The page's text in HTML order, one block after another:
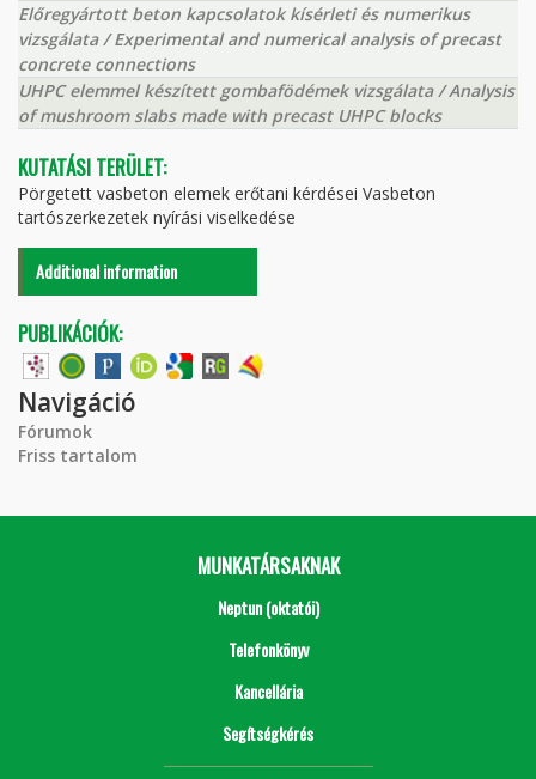
Előregyártott beton kapcsolatok kísérleti és numerikus
vizsgálata / Experimental and numerical analysis of precast
concrete connections
UHPC elemmel készített gombafödémek vizsgálata / Analysis
of mushroom slabs made with precast UHPC blocks
KUTATÁSI TERÜLET:
Pörgetett vasbeton elemek erőtani kérdései Vasbeton
tartószerkezetek nyírási viselkedése
Additional information
PUBLIKÁCIÓK:
Navigáció
Fórumok
Friss tartalom
MUNKATÁRSAKNAK
Neptun (oktatói)
Telefonkönyv
Kancellária
Segítségkérés